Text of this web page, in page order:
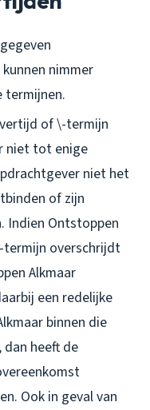
nimmer
termijnen.
of \-termijn
niet tot enige
niet het
of zijn
Indien Ontstoppen
termijn overschrijdt
Alkmaar
een redelijke
binnen die
heeft de
Ook in geval van